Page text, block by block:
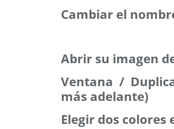
Cambiar el
Abrir su imagen
Ventana /
más adelante)
Elegir dos colores